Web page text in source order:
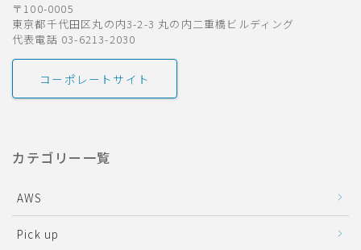
〒100-0005
東京都千代田区丸の内3-2-3 丸の内二重橋ビルディング
代表電話 03-6213-2030
コーポレートサイト
カテゴリー一覧
AWS
Pick up